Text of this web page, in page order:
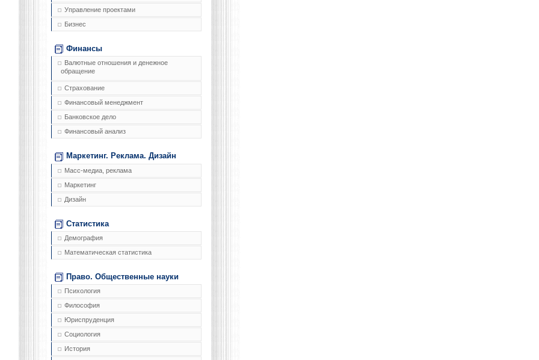
Управление проектами
Бизнес
Финансы
Валютные отношения и денежное
обращение
Страхование
Финансовый менеджмент
Банковское дело
Финансовый анализ
Маркетинг. Реклама. Дизайн
Масс-медиа, реклама
Маркетинг
Дизайн
Статистика
Демография
Математическая статистика
Право. Общественные науки
Психология
Философия
Юриспруденция
Социология
История